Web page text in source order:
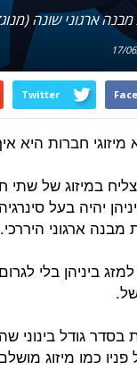
מבנה ארגוני שונה
17/
Twitter
חברות היא
במיזוג של שתי
יהיה בעל
ארגוני היררכי.
למזג ביניהן בלי
בסדר גודל
כמו מיזוג